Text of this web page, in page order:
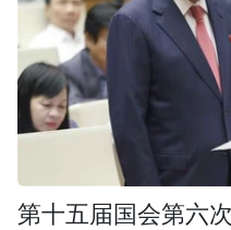
第十五届国会第六